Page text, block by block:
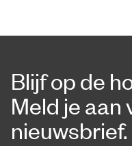
Blijf op de
Meld je aan
nieuwsbrief.